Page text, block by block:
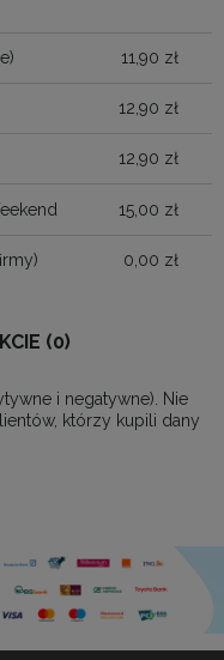
11,90 zł
12,90 zł
12,90 zł
15,00 zł
0,00 zł
(0)
i negatywne). Nie
którzy kupili dany